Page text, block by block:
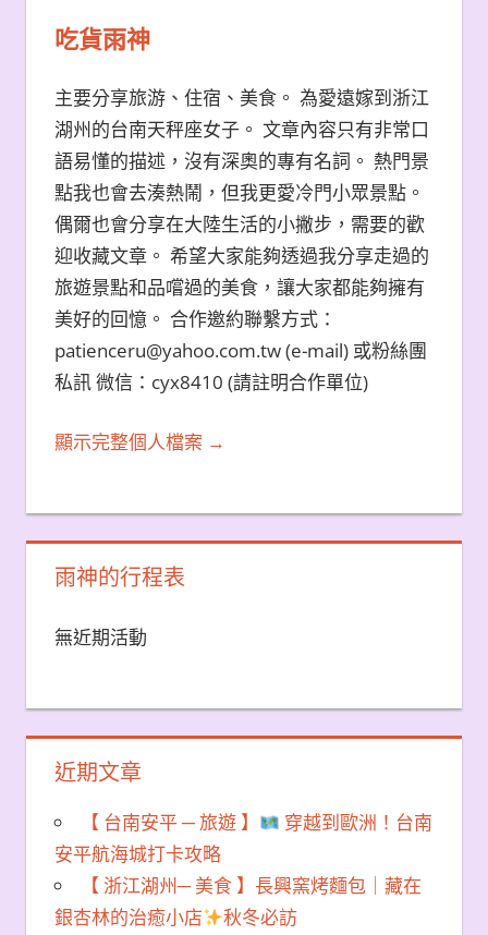
吃貨雨神
主要分享旅游、住宿、美食。 為愛遠嫁到浙江
湖州的台南天秤座女子。 文章內容只有非常口
語易懂的描述，沒有深奧的專有名詞。 熱門景
點我也會去湊熱鬧，但我更愛冷門小眾景點。
偶爾也會分享在大陸生活的小撇步，需要的歡
迎收藏文章。 希望大家能夠透過我分享走過的
旅遊景點和品嚐過的美食，讓大家都能夠擁有
美好的回憶。 合作邀約聯繫方式：
patienceru@yahoo.com.tw (e-mail) 或粉絲團
私訊 微信：cyx8410 (請註明合作單位)
顯示完整個人檔案 →
雨神的行程表
無近期活動
近期文章
【 台南安平 ─ 旅遊 】
穿越到歐洲！台南
安平航海城打卡攻略
【 浙江湖州─ 美食 】長興窯烤麵包｜藏在
銀杏林的治癒小店
秋冬必訪